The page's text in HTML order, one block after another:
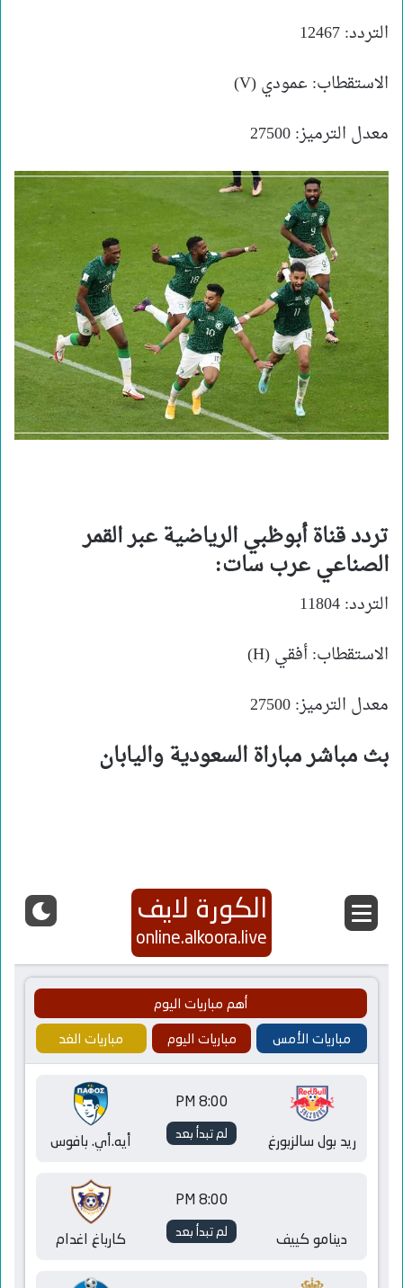
التردد: 12467
الاستقطاب: عمودي (V)
معدل الترميز: 27500
تردد قناة أبوظبي الرياضية عبر القمر
الصناعي عرب سات:
التردد: 11804
الاستقطاب: أفقي (H)
معدل الترميز: 27500
بث مباشر مباراة السعودية واليابان